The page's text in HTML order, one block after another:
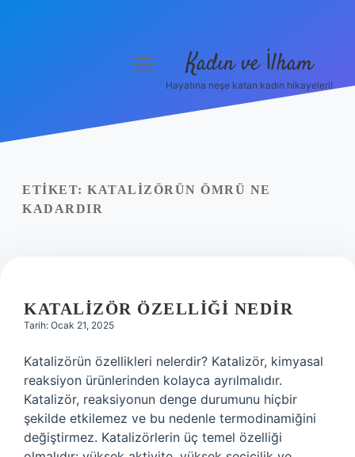
Yasal Uyarı
menüyü
Kadın ve İlham
Hayatına neşe katan kadın hikayeleri!
ETIKET: KATALIZÖRÜN ÖMRÜ NE
KADARDIR
KATALIZÖR ÖZELLIĞI NEDIR
Tarih: Ocak 21, 2025
Katalizörün özellikleri nelerdir? Katalizör, kimyasal
reaksiyon ürünlerinden kolayca ayrılmalıdır.
Katalizör, reaksiyonun denge durumunu hiçbir
şekilde etkilemez ve bu nedenle termodinamiğini
değiştirmez. Katalizörlerin üç temel özelliği